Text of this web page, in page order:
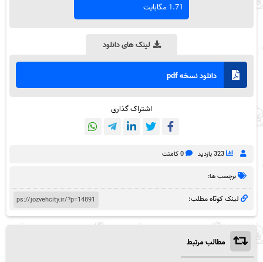
1.71 مگابایت
لینک های دانلود
دانلود نسخه pdf
اشتراک گذاری
323 بازدید 0 کامنت
برچسب ها:
لینک کوتاه مطلب:
مطالب مرتبط